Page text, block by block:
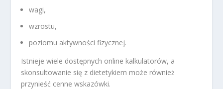
wagi,
wzrostu,
poziomu aktywności fizycznej.
Istnieje wiele dostępnych online kalkulatorów, a
skonsultowanie się z dietetykiem może również
przynieść cenne wskazówki.